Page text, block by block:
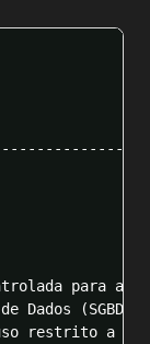
para a
Dados (SGBD)
restrito a